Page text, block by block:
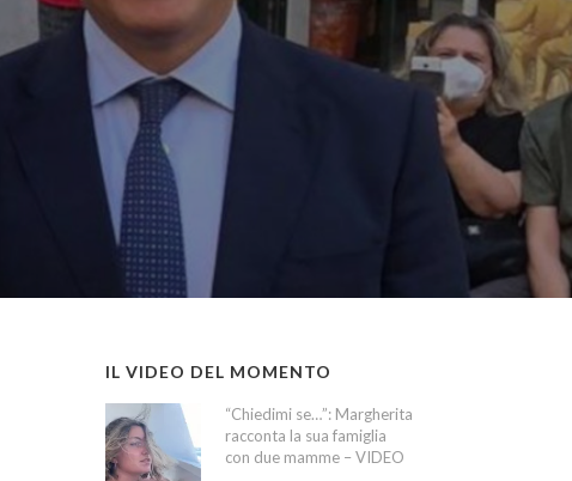
IL VIDEO DEL MOMENTO
“Chiedimi se…”: Margherita
racconta la sua famiglia
con due mamme – VIDEO